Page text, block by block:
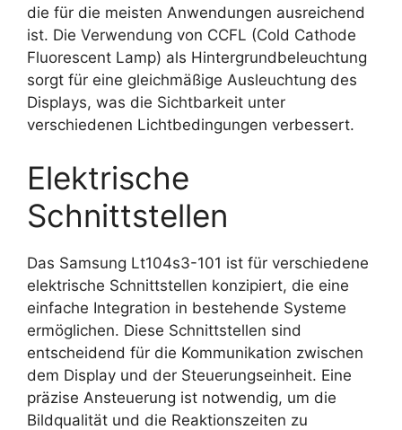
die für die meisten Anwendungen ausreichend
ist. Die Verwendung von CCFL (Cold Cathode
Fluorescent Lamp) als Hintergrundbeleuchtung
sorgt für eine gleichmäßige Ausleuchtung des
Displays, was die Sichtbarkeit unter
verschiedenen Lichtbedingungen verbessert.
Elektrische
Schnittstellen
Das Samsung Lt104s3-101 ist für verschiedene
elektrische Schnittstellen konzipiert, die eine
einfache Integration in bestehende Systeme
ermöglichen. Diese Schnittstellen sind
entscheidend für die Kommunikation zwischen
dem Display und der Steuerungseinheit. Eine
präzise Ansteuerung ist notwendig, um die
Bildqualität und die Reaktionszeiten zu